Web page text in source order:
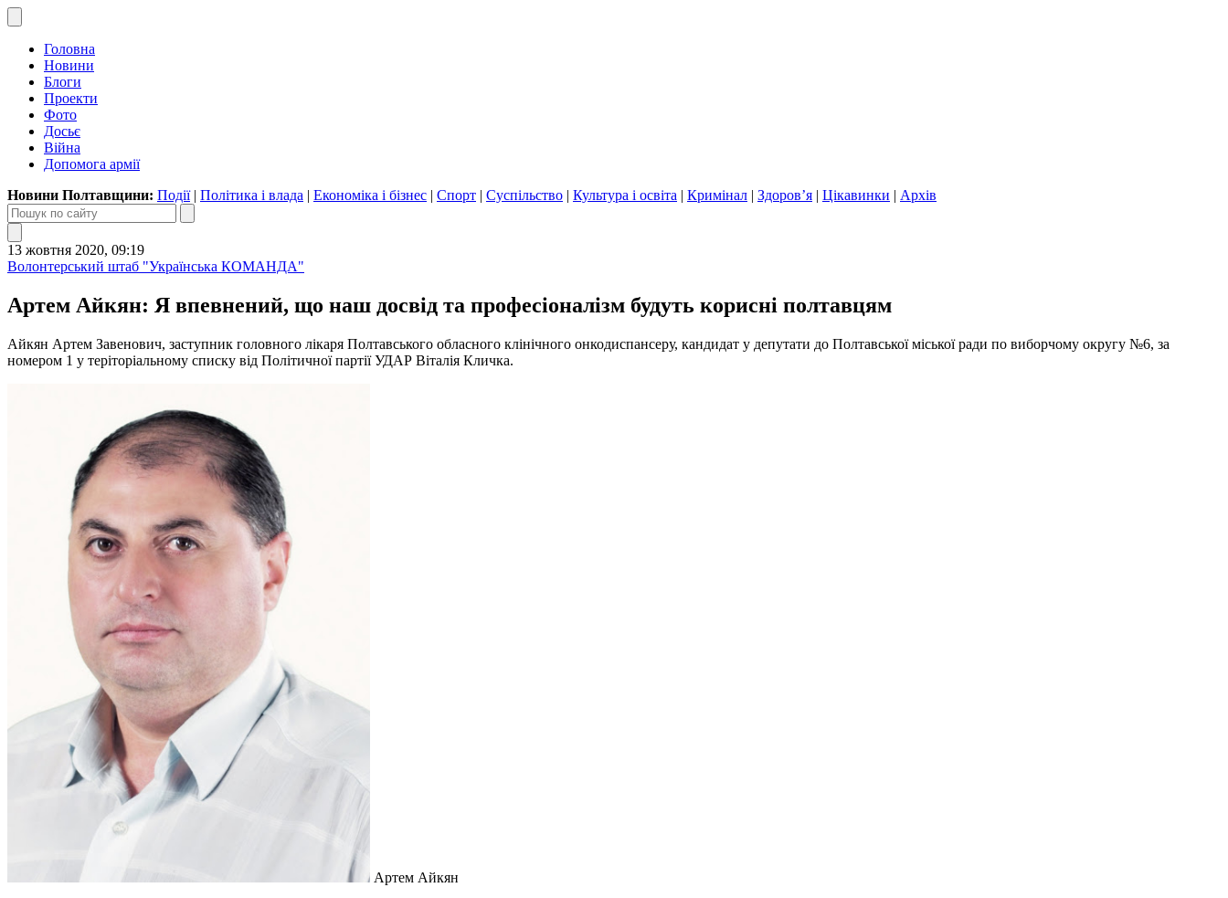
Головна
Новини
Блоги
Проекти
Фото
Досьє
Війна
Допомога армії
Новини Полтавщини: Події| Політика і влада | Економіка і бізнес | Спорт | Суспільство | Культура і освіта | Кримінал | Здоров’я | Цікавинки | Архів
13 жовтня 2020, 09:19
Волонтерський штаб "Українська КОМАНДА"
Артем Айкян: Я впевнений, що наш досвід та професіоналізм будуть корисні полтавцям
Айкян Артем Завенович, заступник головного лікаря Полтавського обласного клінічного онкодиспансеру, кандидат у депутати до Полтавської міської ради по виборчому округу №6, за
номером 1 у теріторіальному списку від Політичної партії УДАР Віталія Кличка.
Артем Айкян